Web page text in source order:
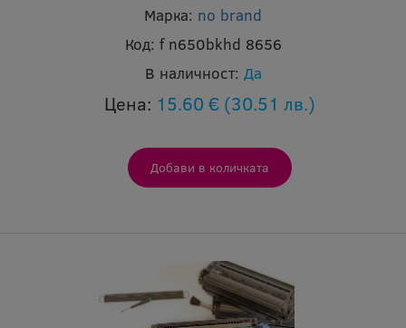
Марка: no brand
Код: f n650bkhd 8656
В наличност: Да
Цена: 15.60 € (30.51 лв.)